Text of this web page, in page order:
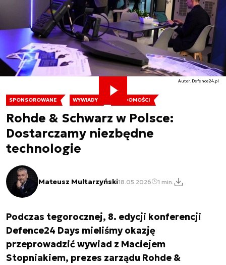
SPONSOROWANE WYWIADY WIADOMOŚCI
Rohde & Schwarz w Polsce:
Dostarczamy niezbędne
technologie
Mateusz Multarzyński18.05.2026 1 min.
Autor. Defence24.pl
Podczas tegorocznej, 8. edycji konferencji
Defence24 Days mieliśmy okazję
przeprowadzić wywiad z Maciejem
Stopniakiem, prezes zarządu Rohde &